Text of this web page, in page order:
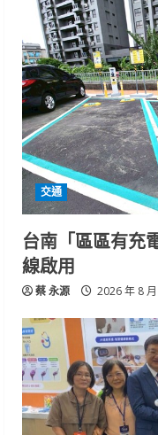
交通
台南「區區有充
線啟用
蔡 永源 2026 年 8